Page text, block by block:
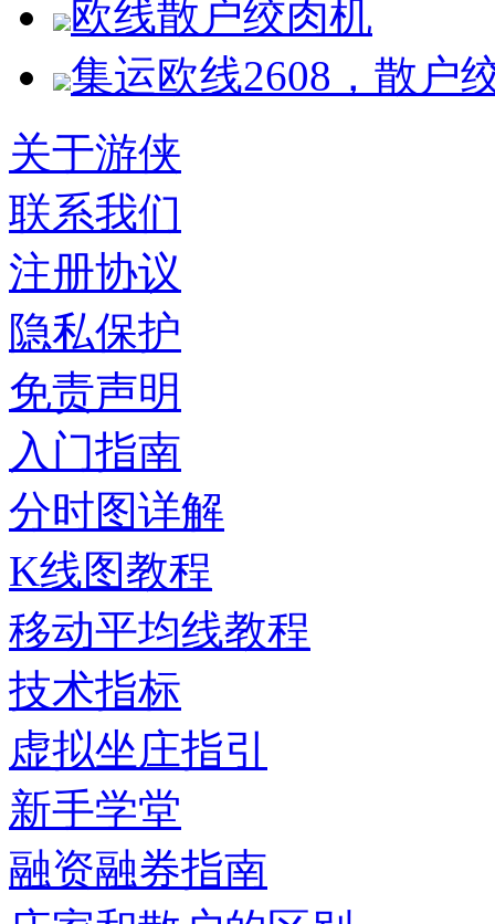
欧线散户绞肉机
集运欧线2608，散户
关于游侠
联系我们
注册协议
隐私保护
免责声明
入门指南
分时图详解
K线图教程
移动平均线教程
技术指标
虚拟坐庄指引
新手学堂
融资融券指南